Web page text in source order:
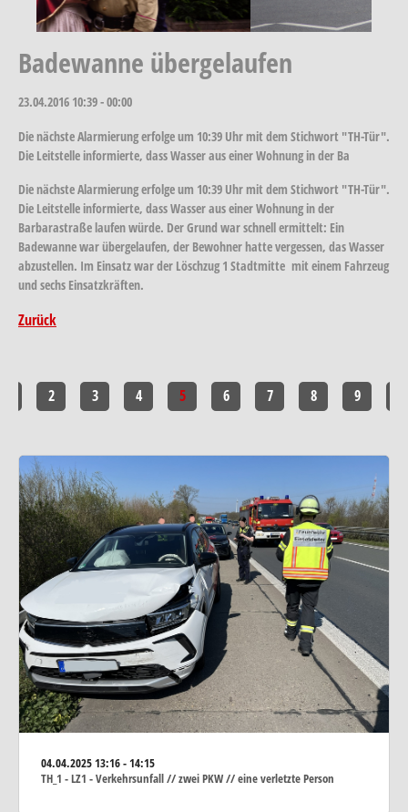
Badewanne übergelaufen
23.04.2016 10:39 - 00:00
Die nächste Alarmierung erfolge um 10:39 Uhr mit dem Stichwort "TH-Tür".
Die Leitstelle informierte, dass Wasser aus einer Wohnung in der Ba
Die nächste Alarmierung erfolge um 10:39 Uhr mit dem Stichwort "TH-Tür".
Die Leitstelle informierte, dass Wasser aus einer Wohnung in der
Barbarastraße laufen würde. Der Grund war schnell ermittelt: Ein
Badewanne war übergelaufen, der Bewohner hatte vergessen, das Wasser
abzustellen. Im Einsatz war der Löschzug 1 Stadtmitte mit einem Fahrzeug
und sechs Einsatzkräften.
Zurück
2 3 4 5 6 7 8 9
04.04.202513:16 - 14:15
TH_1 - LZ1 - Verkehrsunfall // zwei PKW // eine verletzte Person